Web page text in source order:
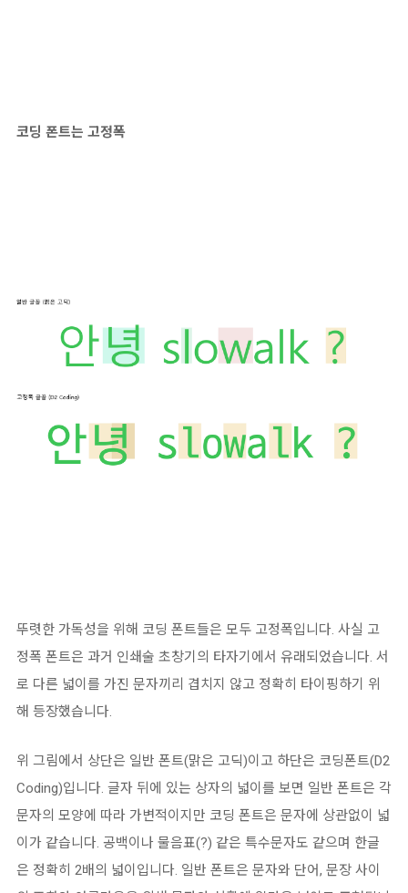
코딩 폰트는 고정폭
뚜렷한 가독성을 위해 코딩 폰트들은 모두 고정폭입니다. 사실 고
정폭 폰트은 과거 인쇄술 초창기의 타자기에서 유래되었습니다. 서
로 다른 넓이를 가진 문자끼리 겹치지 않고 정확히 타이핑하기 위
해 등장했습니다.
위 그림에서 상단은 일반 폰트(맑은 고딕)이고 하단은 코딩폰트(D2
Coding)입니다. 글자 뒤에 있는 상자의 넓이를 보면 일반 폰트은 각
문자의 모양에 따라 가변적이지만 코딩 폰트은 문자에 상관없이 넓
이가 같습니다. 공백이나 물음표(?) 같은 특수문자도 같으며 한글
은 정확히 2배의 넓이입니다. 일반 폰트은 문자와 단어, 문장 사이